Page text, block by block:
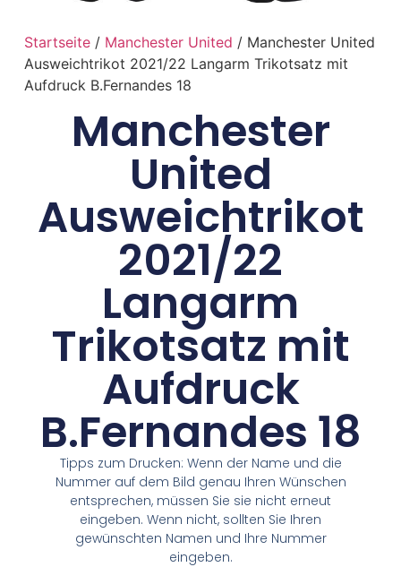
Startseite/ Manchester United / Manchester United
Ausweichtrikot 2021/22 Langarm Trikotsatz mit
Aufdruck B.Fernandes 18
Manchester
United
Ausweichtrikot
2021/22
Langarm
Trikotsatz mit
Aufdruck
B.Fernandes 18
Tipps zum Drucken: Wenn der Name und die
Nummer auf dem Bild genau Ihren Wünschen
entsprechen, müssen Sie sie nicht erneut
eingeben. Wenn nicht, sollten Sie Ihren
gewünschten Namen und Ihre Nummer
eingeben.